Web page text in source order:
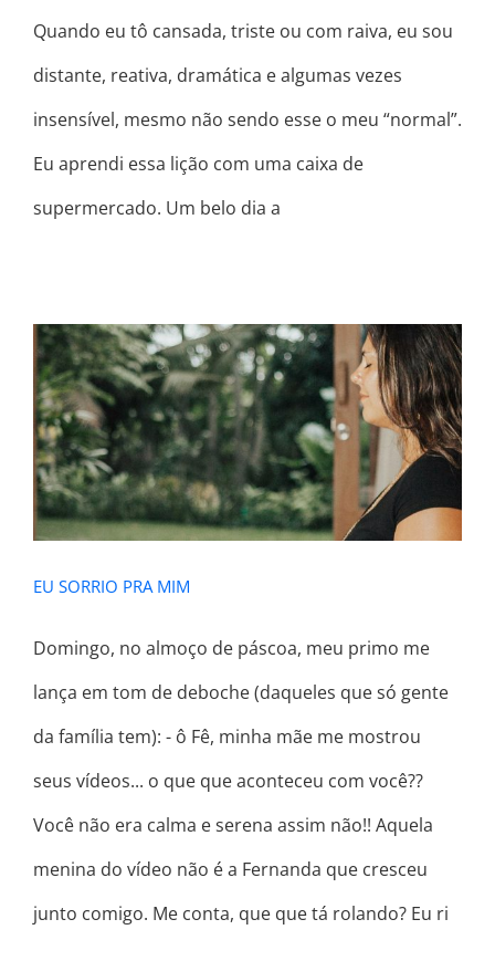
Quando eu tô cansada, triste ou com raiva, eu sou
distante, reativa, dramática e algumas vezes
insensível, mesmo não sendo esse o meu “normal”.
Eu aprendi essa lição com uma caixa de
supermercado. Um belo dia a
EU SORRIO PRA MIM
EU SORRIO PRA MIM
Domingo, no almoço de páscoa, meu primo me
lança em tom de deboche (daqueles que só gente
da família tem): - ô Fê, minha mãe me mostrou
seus vídeos... o que que aconteceu com você??
Você não era calma e serena assim não!! Aquela
menina do vídeo não é a Fernanda que cresceu
junto comigo. Me conta, que que tá rolando? Eu ri